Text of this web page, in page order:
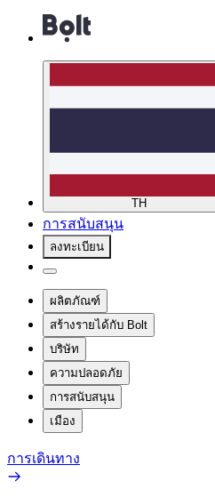
TH
การสนับสนุน
ลงทะเบียน
ผลิตภัณฑ์
สร้างรายได้กับ Bolt
บริษัท
ความปลอดภัย
การสนับสนุน
เมือง
การเดินทาง